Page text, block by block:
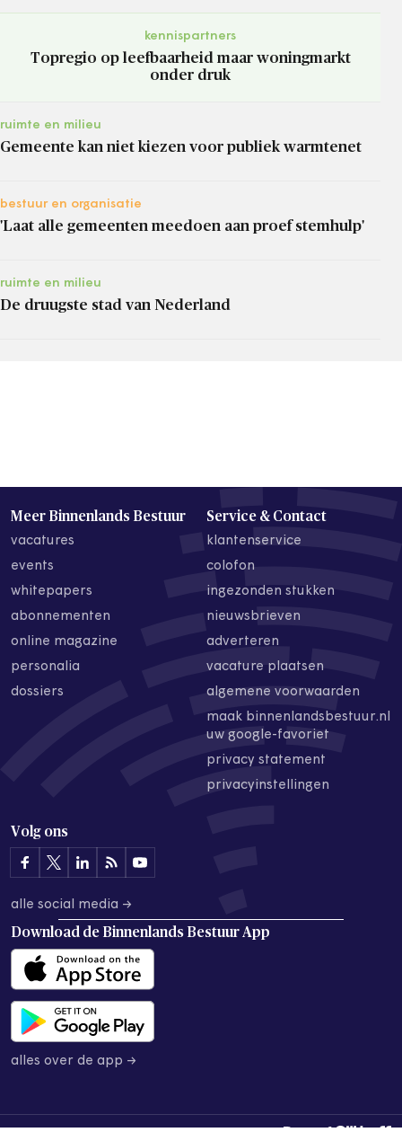
kennispartners
Topregio op leefbaarheid maar woningmarkt
onder druk
ruimte en milieu
Gemeente kan niet kiezen voor publiek warmtenet
bestuur en organisatie
'Laat alle gemeenten meedoen aan proef stemhulp'
ruimte en milieu
De druugste stad van Nederland
Meer Binnenlands Bestuur
vacatures
events
whitepapers
abonnementen
online magazine
personalia
dossiers
Service & Contact
klantenservice
colofon
ingezonden stukken
nieuwsbrieven
adverteren
vacature plaatsen
algemene voorwaarden
maak binnenlandsbestuur.nl
uw google-favoriet
privacy statement
privacyinstellingen
Volg ons
alle social media →
Download de Binnenlands Bestuur App
alles over de app →